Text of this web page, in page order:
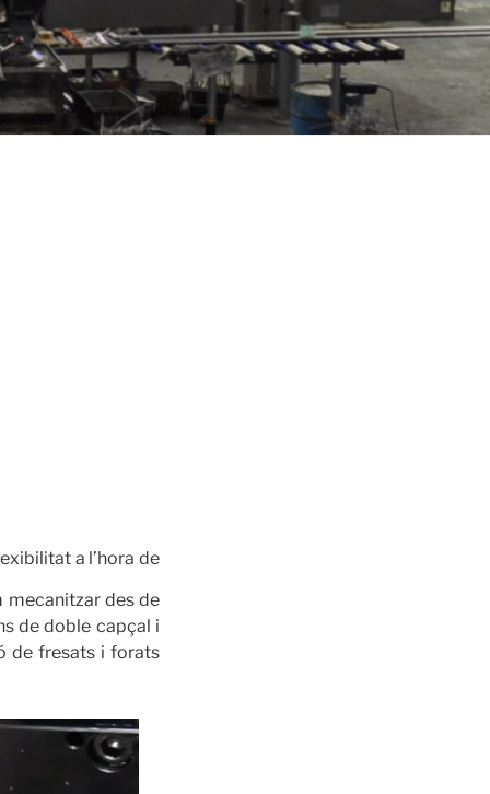
a l’hora de
mecanitzar des de
de doble capçal i
de fresats i forats